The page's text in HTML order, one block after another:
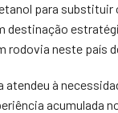
para
destinação
rodovia neste país
à
acumulada